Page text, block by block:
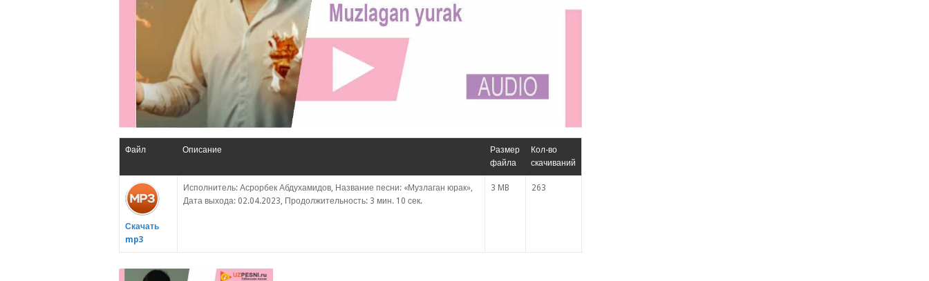
Файл Описание
Размер
файла
Кол-во
скачиваний
Скачать
mp3
Исполнитель: Асрорбек Абдухамидов, Название песни: «Музлаган юрак»,
Дата выхода: 02.04.2023, Продолжительность: 3 мин. 10 сек.
3 MB 263